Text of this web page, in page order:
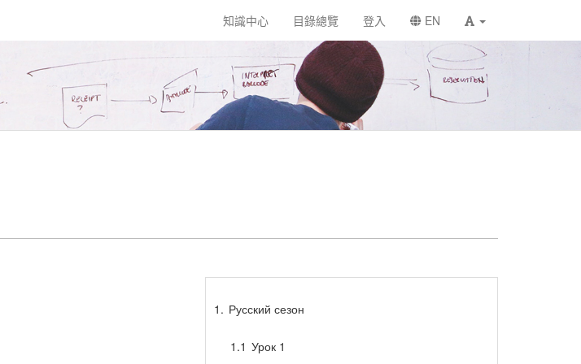
知識中心 目錄總覽 登入 EN
1. Русский сезон
1.1 Урок 1